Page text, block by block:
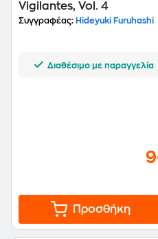
Vigilantes, Vol. 4
Συγγραφέας: Hideyuki Furuhashi
Διαθέσιμο με παραγγελία
9
Προσθήκη